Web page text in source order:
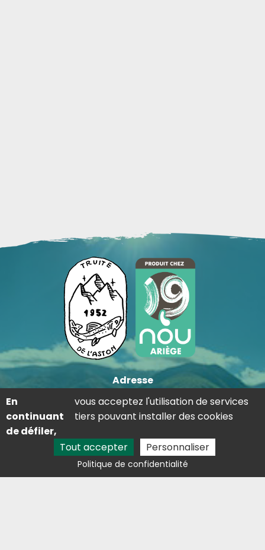
Adresse
Lieu dit saint-martin 09310 Les Cabannes
Contact
lestresorsdelaston@outlook.fr
En
continuant
de défiler,
vous acceptez l'utilisation de services
tiers pouvant installer des cookies
Tout accepter Personnaliser
Politique de confidentialité